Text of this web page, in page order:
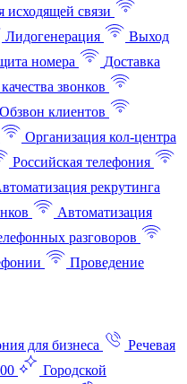
исходящей связи
Лидогенерация
Выход
номера
Доставка
звонков
Обзвон клиентов
Организация кол-центра
Российская телефония
рекрутинга
Автоматизация
разговоров
Проведение
для бизнеса
Речевая
Городской